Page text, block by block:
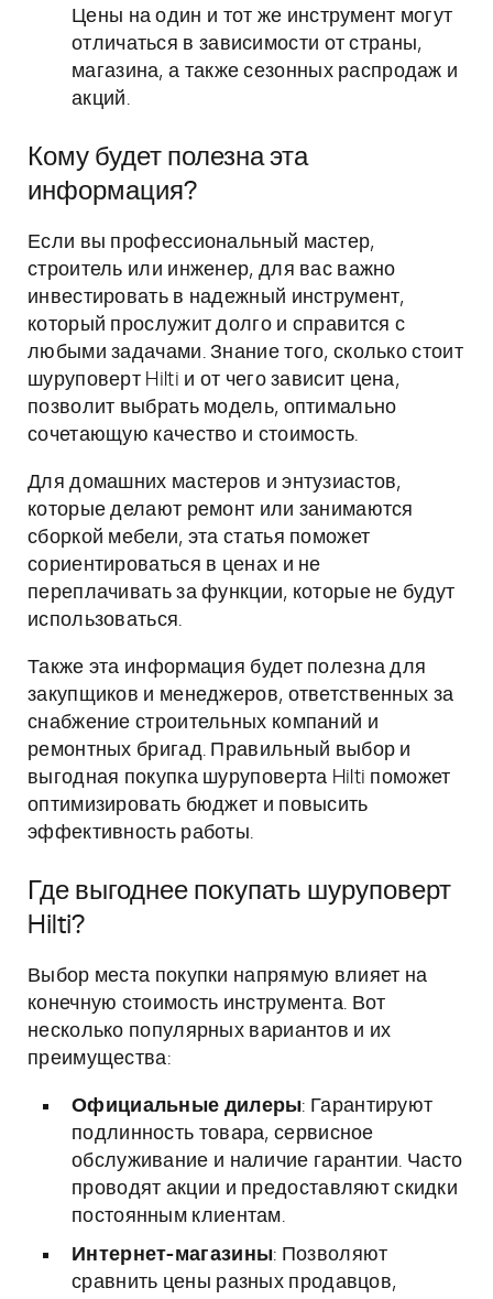
Цены на один и тот же инструмент могут
отличаться в зависимости от страны,
магазина, а также сезонных распродаж и
акций.
Кому будет полезна эта
информация?
Если вы профессиональный мастер,
строитель или инженер, для вас важно
инвестировать в надежный инструмент,
который прослужит долго и справится с
любыми задачами. Знание того, сколько стоит
шуруповерт Hilti и от чего зависит цена,
позволит выбрать модель, оптимально
сочетающую качество и стоимость.
Для домашних мастеров и энтузиастов,
которые делают ремонт или занимаются
сборкой мебели, эта статья поможет
сориентироваться в ценах и не
переплачивать за функции, которые не будут
использоваться.
Также эта информация будет полезна для
закупщиков и менеджеров, ответственных за
снабжение строительных компаний и
ремонтных бригад. Правильный выбор и
выгодная покупка шуруповерта Hilti поможет
оптимизировать бюджет и повысить
эффективность работы.
Где выгоднее покупать шуруповерт
Hilti?
Выбор места покупки напрямую влияет на
конечную стоимость инструмента. Вот
несколько популярных вариантов и их
преимущества:
Официальные дилеры: Гарантируют
подлинность товара, сервисное
обслуживание и наличие гарантии. Часто
проводят акции и предоставляют скидки
постоянным клиентам.
Интернет-магазины: Позволяют
сравнить цены разных продавцов,